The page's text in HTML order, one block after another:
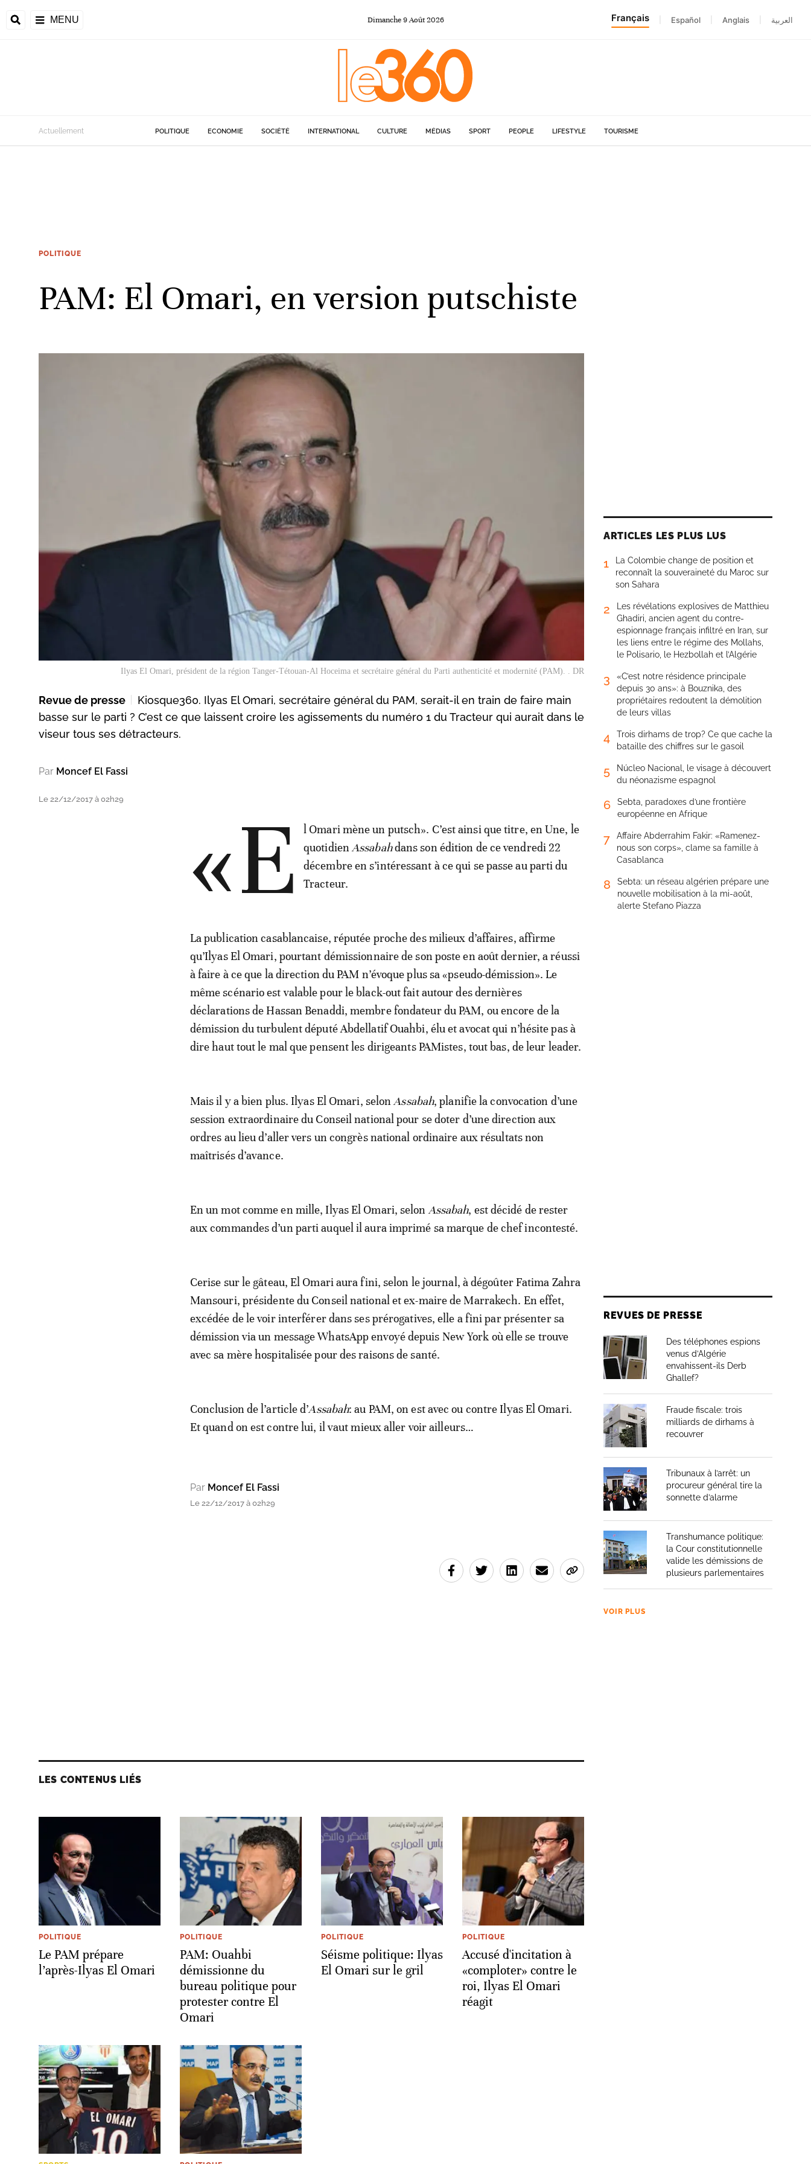
MENU Dimanche 9Août 2026 Français Español Anglais العربية
Actuellement POLITIQUE ECONOMIE SOCIÉTÉ INTERNATIONAL CULTURE MÉDIAS SPORT PEOPLE LIFESTYLE TOURISME
POLITIQUE
PAM: El Omari, en version putschiste
Ilyas El Omari, président de la région Tanger-Tétouan-Al Hoceima et secrétaire général du Parti authenticité et modernité (PAM). . DR
Revue de presse
Kiosque360. Ilyas El Omari, secrétaire général du PAM, serait-il en train de faire main
basse sur le parti ? C’est ce que laissent croire les agissements du numéro 1 du Tracteur qui aurait dans le
viseur tous ses détracteurs.
Par Moncef El Fassi
Le 22/12/2017 à 02h29 «E
l Omari mène un putsch». C’est ainsi que titre, en Une, le
quotidien Assabahdans son édition de ce vendredi 22
décembre en s’intéressant à ce qui se passe au parti du
Tracteur.
La publication casablancaise, réputée proche des milieux d’affaires, affirme
qu’Ilyas El Omari, pourtant démissionnaire de son poste en août dernier, a réussi
à faire à ce que la direction du PAM n’évoque plus sa «pseudo-démission». Le
même scénario est valable pour le black-out fait autour des dernières
déclarations de Hassan Benaddi, membre fondateur du PAM, ou encore de la
démission du turbulent député Abdellatif Ouahbi, élu et avocat qui n’hésite pas à
dire haut tout le mal que pensent les dirigeants PAMistes, tout bas, de leur leader.
Mais il y a bien plus. Ilyas El Omari, selon Assabah, planifie la convocation d’une
session extraordinaire du Conseil national pour se doter d’une direction aux
ordres au lieu d’aller vers un congrès national ordinaire aux résultats non
maîtrisés d’avance.
En un mot comme en mille, Ilyas El Omari, selon Assabah, est décidé de rester
aux commandes d’un parti auquel il aura imprimé sa marque de chef incontesté.
Cerise sur le gâteau, El Omari aura fini, selon le journal, à dégoûter Fatima Zahra
Mansouri, présidente du Conseil national et ex-maire de Marrakech. En effet,
excédée de le voir interférer dans ses prérogatives, elle a fini par présenter sa
démission via un message WhatsApp envoyé depuis New York où elle se trouve
avec sa mère hospitalisée pour des raisons de santé.
Conclusion de l’article d’Assabah: au PAM, on est avec ou contre Ilyas El Omari.
Et quand on est contre lui, il vaut mieux aller voir ailleurs…
Par Moncef El Fassi
Le 22/12/2017 à 02h29
LES CONTENUS LIÉS
POLITIQUE
Le PAM prépare
l’après-Ilyas El Omari
POLITIQUE
PAM: Ouahbi
démissionne du
bureau politique pour
protester contre El
Omari
POLITIQUE
Séisme politique: Ilyas
El Omari sur le gril
POLITIQUE
Accusé d'incitation à
«comploter» contre le
roi, Ilyas El Omari
réagit
ARTICLES LES PLUS LUS
1
La Colombie change de position et
reconnaît la souveraineté du Maroc sur
son Sahara
2
Les révélations explosives de Matthieu
Ghadiri, ancien agent du contre-
espionnage français infiltré en Iran, sur
les liens entre le régime des Mollahs,
le Polisario, le Hezbollah et l’Algérie
3
«C’est notre résidence principale
depuis 30 ans»: à Bouznika, des
propriétaires redoutent la démolition
de leurs villas
4
Trois dirhams de trop? Ce que cache la
bataille des chiffres sur le gasoil
5
Núcleo Nacional, le visage à découvert
du néonazisme espagnol
6
Sebta, paradoxes d’une frontière
européenne en Afrique
7
Affaire Abderrahim Fakir: «Ramenez-
nous son corps», clame sa famille à
Casablanca
8
Sebta: un réseau algérien prépare une
nouvelle mobilisation à la mi-août,
alerte Stefano Piazza
REVUES DE PRESSE
Des téléphones espions
venus d’Algérie
envahissent-ils Derb
Ghallef?
Fraude fiscale: trois
milliards de dirhams à
recouvrer
Tribunaux à l’arrêt: un
procureur général tire la
sonnette d’alarme
Transhumance politique:
la Cour constitutionnelle
valide les démissions de
plusieurs parlementaires
VOIR PLUS